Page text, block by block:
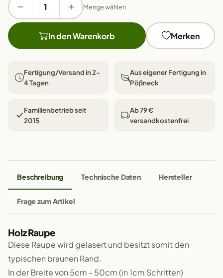
Menge wählen
In den Warenkorb Merken
Fertigung/Versand in 2–
4 Tagen
Aus eigener Fertigung in
Pößneck
Familienbetrieb seit
2015
Ab 79 €
versandkostenfrei
Beschreibung Technische Daten Hersteller
Frage zum Artikel
Holz Raupe
Diese Raupe wird gelasert und besitzt somit den
typischen braunen Rand.
In der Breite von 5cm - 50cm (in 1cm Schritten)